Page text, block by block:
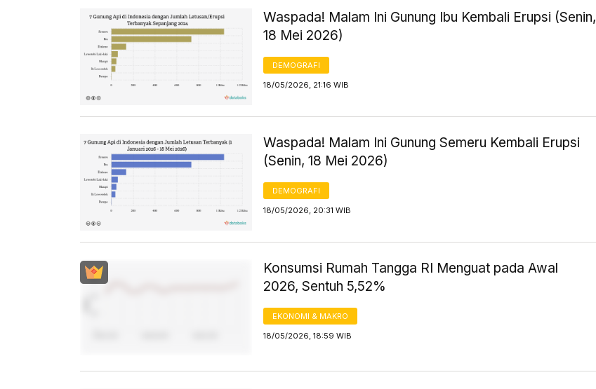
Waspada! Malam Ini Gunung Ibu Kembali Erupsi (Senin,
18 Mei 2026)
DEMOGRAFI
18/05/2026, 21:16 WIB
Waspada! Malam Ini Gunung Semeru Kembali Erupsi
(Senin, 18 Mei 2026)
DEMOGRAFI
18/05/2026, 20:31 WIB
Konsumsi Rumah Tangga RI Menguat pada Awal
2026, Sentuh 5,52%
EKONOMI & MAKRO
18/05/2026, 18:59 WIB